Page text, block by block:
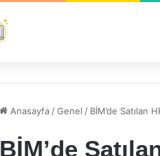
Anasayfa /Genel / BİM’de Satılan
BİM’de